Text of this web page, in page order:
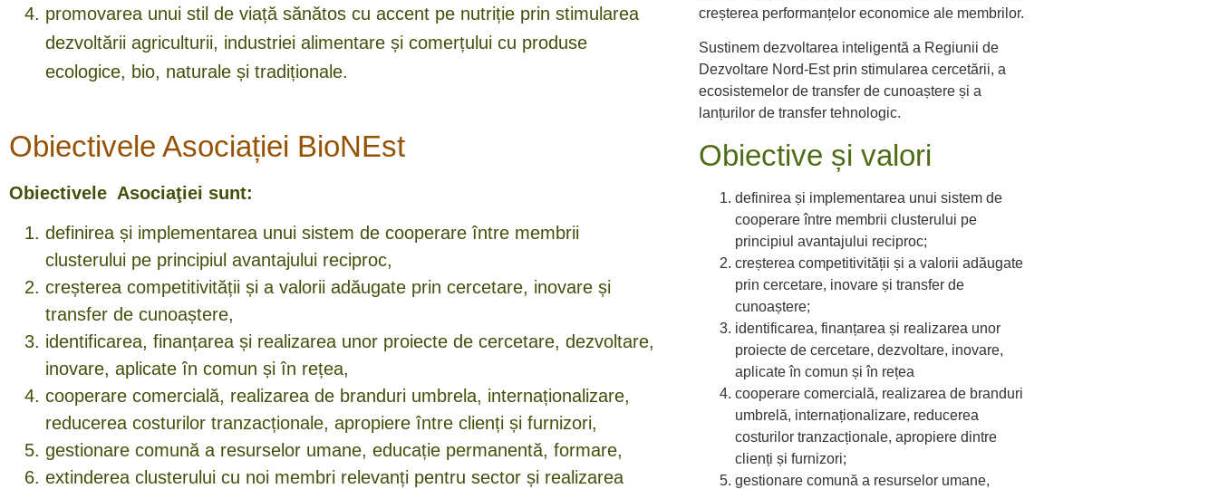
promovarea unui stil de viață sănătos cu accent pe nutriție prin stimularea
dezvoltării agriculturii, industriei alimentare și comerțului cu produse
ecologice, bio, naturale și tradiționale.
Obiectivele Asociației BioNEst
Obiectivele Asociaţiei sunt:
definirea și implementarea unui sistem de cooperare între membrii
clusterului pe principiul avantajului reciproc,
creșterea competitivității și a valorii adăugate prin cercetare, inovare și
transfer de cunoaștere,
identificarea, finanțarea și realizarea unor proiecte de cercetare, dezvoltare,
inovare, aplicate în comun și în rețea,
cooperare comercială, realizarea de branduri umbrela, internaționalizare,
reducerea costurilor tranzacționale, apropiere între clienți și furnizori,
gestionare comună a resurselor umane, educație permanentă, formare,
extinderea clusterului cu noi membri relevanți pentru sector și realizarea
creșterea performanțelor economice ale membrilor.
Sustinem dezvoltarea inteligentă a Regiunii de
Dezvoltare Nord-Est prin stimularea cercetării, a
ecosistemelor de transfer de cunoaștere și a
lanțurilor de transfer tehnologic.
Obiective și valori
definirea și implementarea unui sistem de
cooperare între membrii clusterului pe
principiul avantajului reciproc;
creșterea competitivității și a valorii adăugate
prin cercetare, inovare și transfer de
cunoaștere;
identificarea, finanțarea și realizarea unor
proiecte de cercetare, dezvoltare, inovare,
aplicate în comun și în rețea
cooperare comercială, realizarea de branduri
umbrelă, internaționalizare, reducerea
costurilor tranzacționale, apropiere dintre
clienți și furnizori;
gestionare comună a resurselor umane,